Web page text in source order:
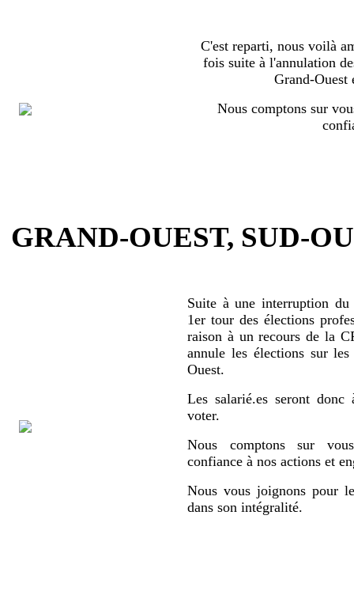
C'est reparti, nous voilà
fois suite à l'annulation
Grand-Ouest
Nous comptons sur
GRAND-OUEST, SUD-
Suite à une interruption
1er tour des élections
raison à un recours de la
annule les élections sur
Ouest.
Les salarié.es seront
voter.
Nous comptons sur
confiance à nos actions et
Nous vous joignons pour
dans son intégralité.